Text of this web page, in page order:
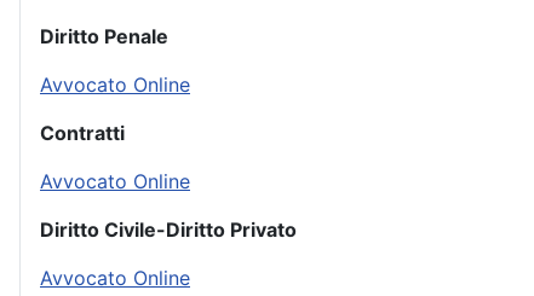
Diritto Penale
Avvocato Online
Contratti
Avvocato Online
Diritto Civile-Diritto Privato
Avvocato Online